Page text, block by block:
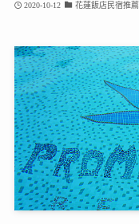
2020-10-12 花蓮飯店民宿推薦